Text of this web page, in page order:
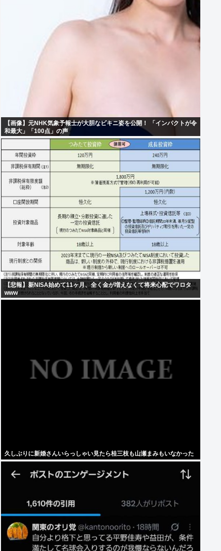
【画像】元NHK気象予報士が大胆なビキニ姿を公開！ 「インパクトが令
和最大」「100点」の声
【悲報】新NISA始めて11ヶ月、全く金が増えなくて将来心配でワロタ
www
久しぶりに新婚さんいらっしゃい見たら桂三枝も山瀬まみもいなかった